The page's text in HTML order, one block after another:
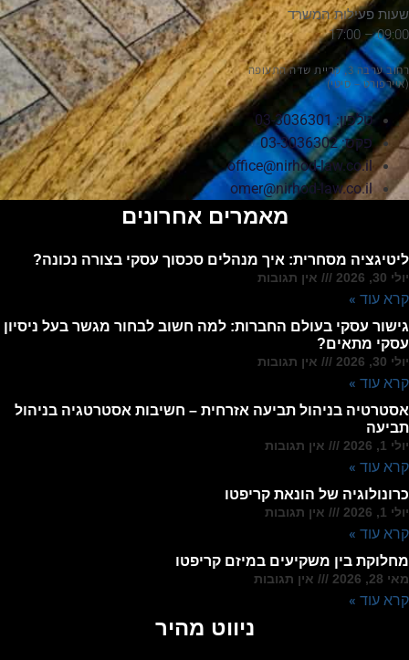
שעות פעילות המשרד
09:00 – 17:00
רחוב ערבה 3, קריית שדה התעופה
(איירפורט – סיטי)
טלפון: 03-3036301
פקס: 03-3036302
office@nirhod-law.co.il
omer@nirhod-law.co.il
מאמרים אחרונים
ליטיגציה מסחרית: איך מנהלים סכסוך עסקי בצורה נכונה?
יולי 30, 2026 אין תגובות
קרא עוד »
גישור עסקי בעולם החברות: למה חשוב לבחור מגשר בעל ניסיון
עסקי מתאים?
יולי 30, 2026 אין תגובות
קרא עוד »
אסטרטיה בניהול תביעה אזרחית – חשיבות אסטרטגיה בניהול
תביעה
יולי 1, 2026 אין תגובות
קרא עוד »
כרונולוגיה של הונאת קריפטו
יולי 1, 2026 אין תגובות
קרא עוד »
מחלוקת בין משקיעים במיזם קריפטו
מאי 28, 2026 אין תגובות
קרא עוד »
ניווט מהיר